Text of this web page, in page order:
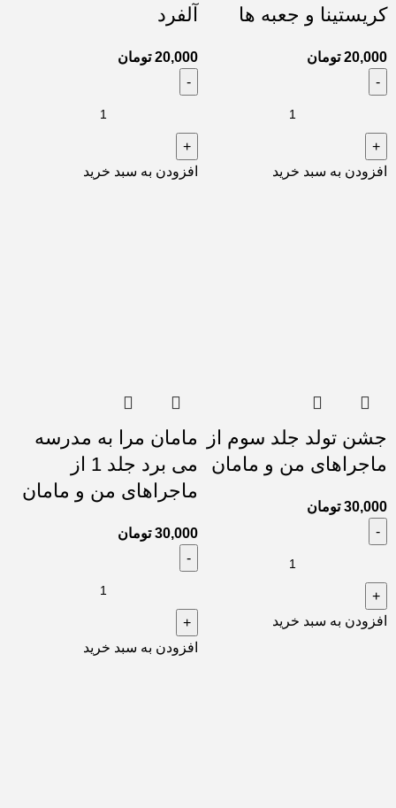
كريستينا و جعبه ها
20,000 تومان
افزودن به سبد خرید
آلفرد
20,000 تومان
افزودن به سبد خرید
جشن تولد جلد سوم از
ماجراهای من و مامان
30,000 تومان
افزودن به سبد خرید
مامان مرا به مدرسه
می برد جلد 1 از
ماجراهای من و مامان
30,000 تومان
افزودن به سبد خرید